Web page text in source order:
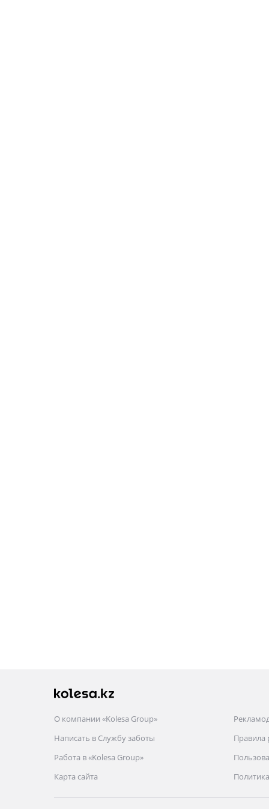
О компании «Kolesa Group»
Написать в Службу заботы
Работа в «Kolesa Group»
Карта сайта
Правила